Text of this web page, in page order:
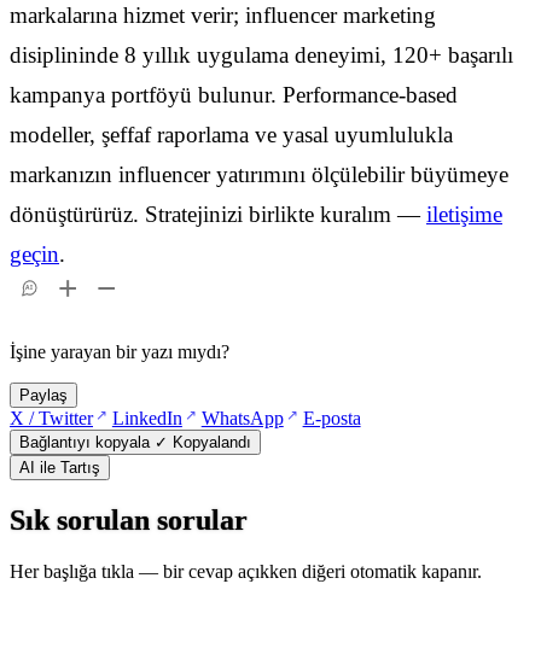
markalarına hizmet verir; influencer marketing
disiplininde 8 yıllık uygulama deneyimi, 120+ başarılı
kampanya portföyü bulunur. Performance-based
modeller, şeffaf raporlama ve yasal uyumlulukla
markanızın influencer yatırımını ölçülebilir büyümeye
dönüştürürüz. Stratejinizi birlikte kuralım —iletişime
geçin.
AI
İşine yarayan bir yazı mıydı?
Paylaş
X / Twitter(yeni sekmede açılır)
LinkedIn(yeni sekmede açılır)
WhatsApp(yeni sekmede açılır)
E-posta
Bağlantıyı kopyala ✓ Kopyalandı
AI ile Tartış
Sık sorulan sorular
Her başlığa tıkla — bir cevap açıkken diğeri otomatik kapanır.